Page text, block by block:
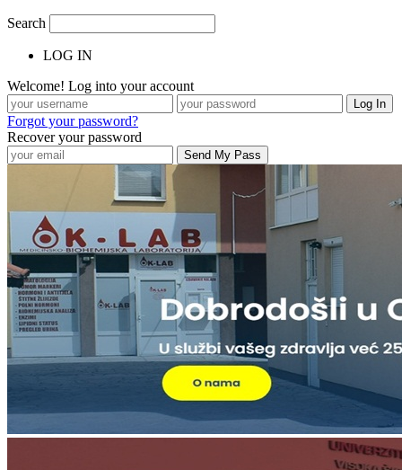
Search
LOG IN
Welcome! Log into your account
Forgot your password?
Recover your password